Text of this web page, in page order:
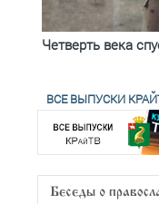
Четверть века
ВСЕ ВЫПУСКИ